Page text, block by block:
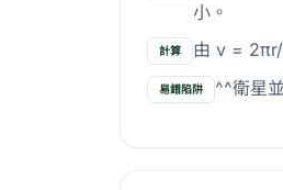
小。
計算 由 v =
易錯陷阱 ^^衛星